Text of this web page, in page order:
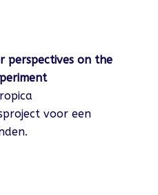
perspectives on the
voor een